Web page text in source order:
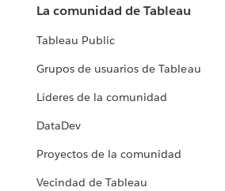
La comunidad de Tableau
Tableau Public
Grupos de usuarios de Tableau
Líderes de la comunidad
DataDev
Proyectos de la comunidad
Vecindad de Tableau